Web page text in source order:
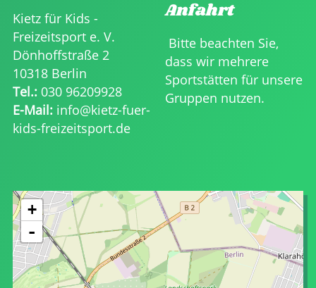
Kietz für Kids -
Freizeitsport e. V.
Dönhoffstraße 2
10318 Berlin
Tel.: 030 96209928
E-Mail: info@kietz-fuer-
kids-freizeitsport.de
Anfahrt
Bitte beachten Sie,
dass wir mehrere
Sportstätten für unsere
Gruppen nutzen.
+
-